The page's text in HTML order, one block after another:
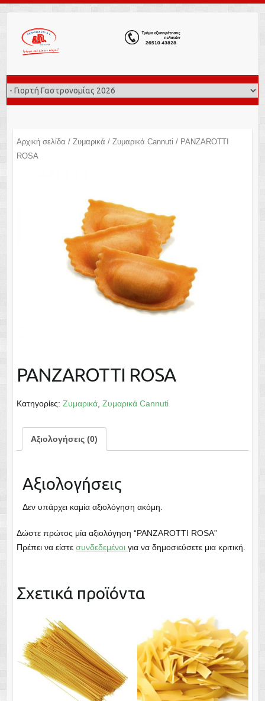
Αρχική σελίδα / Ζυμαρικά / Ζυμαρικά Cannuti / PANZAROTTI
ROSA
PANZAROTTI ROSA
Κατηγορίες: Ζυμαρικά, Ζυμαρικά Cannuti
Αξιολογήσεις (0)
Αξιολογήσεις
Δεν υπάρχει καμία αξιολόγηση ακόμη.
Δώστε πρώτος μία αξιολόγηση “PANZAROTTI ROSA”
Πρέπει να είστε συνδεδεμένοι για να δημοσιεύσετε μια κριτική.
Σχετικά προϊόντα